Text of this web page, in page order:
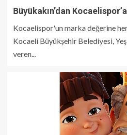
Büyükakın’dan
Kocaelispor'un marka değerine
Kocaeli Büyükşehir Belediyesi,
veren...